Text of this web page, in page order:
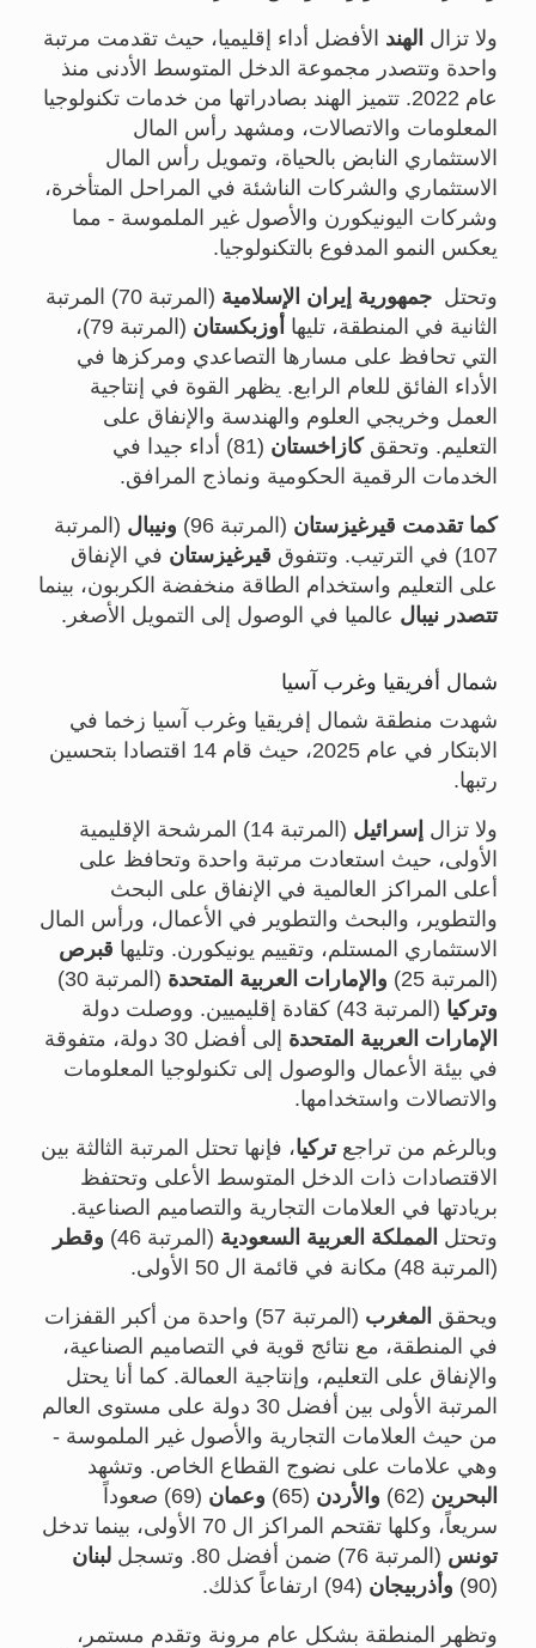
ولا تزال الهند الأفضل أداء إقليميا، حيث تقدمت مرتبة
واحدة وتتصدر مجموعة الدخل المتوسط الأدنى منذ
عام 2022. تتميز الهند بصادراتها من خدمات تكنولوجيا
المعلومات والاتصالات، ومشهد رأس المال
الاستثماري النابض بالحياة، وتمويل رأس المال
الاستثماري والشركات الناشئة في المراحل المتأخرة،
وشركات اليونيكورن والأصول غير الملموسة - مما
يعكس النمو المدفوع بالتكنولوجيا.
وتحتل جمهورية إيران الإسلامية
(المرتبة 70) المرتبة
الثانية في المنطقة، تليها أوزبكستان
(المرتبة 79)،
التي تحافظ على مسارها التصاعدي ومركزها في
الأداء الفائق للعام الرابع. يظهر القوة في إنتاجية
العمل وخريجي العلوم والهندسة والإنفاق على
التعليم. وتحققكازاخستان
(81) أداء جيدا في
الخدمات الرقمية الحكومية ونماذج المرافق.
كما تقدمت قيرغيزستان (المرتبة 96) ونيبال (المرتبة
107) في الترتيب. وتتفوق
قيرغيزستان في الإنفاق
على التعليم واستخدام الطاقة منخفضة الكربون، بينما
تتصدر نيبال عالميا في الوصول إلى التمويل الأصغر.
شمال أفريقيا وغرب آسيا
شهدت منطقة شمال إفريقيا وغرب آسيا زخما في
الابتكار في عام 2025، حيث قام 14 اقتصادا بتحسين
رتبها.
ولا تزال إسرائيل
(المرتبة 14) المرشحة الإقليمية
الأولى، حيث استعادت مرتبة واحدة وتحافظ على
أعلى المراكز العالمية في الإنفاق على البحث
والتطوير، والبحث والتطوير في الأعمال، ورأس المال
الاستثماري المستلم، وتقييم يونيكورن. وتليها قبرص
(المرتبة 25)
والإمارات العربية المتحدة (المرتبة 30)
وتركيا (المرتبة 43) كقادة إقليميين. ووصلت دولة
الإمارات العربية المتحدة
إلى أفضل 30 دولة، متفوقة
في بيئة الأعمال والوصول إلى تكنولوجيا المعلومات
والاتصالات واستخدامها.
وبالرغم من تراجعتركيا، فإنها تحتل المرتبة الثالثة بين
الاقتصادات ذات الدخل المتوسط الأعلى وتحتفظ
بريادتها في العلامات التجارية والتصاميم الصناعية.
وتحتل المملكة العربية السعودية (المرتبة 46)
وقطر
(المرتبة 48) مكانة في قائمة ال 50 الأولى.
ويحقق المغرب
(المرتبة 57) واحدة من أكبر القفزات
في المنطقة، مع نتائج قوية في التصاميم الصناعية،
والإنفاق على التعليم، وإنتاجية العمالة. كما أنا يحتل
المرتبة الأولى بين أفضل 30 دولة على مستوى العالم
من حيث العلامات التجارية والأصول غير الملموسة -
وهي علامات على نضوج القطاع الخاص. وتشهد
البحرين (62) والأردن (65) وعمان
(69) صعوداً
سريعاً، وكلها تقتحم المراكز ال 70 الأولى، بينما تدخل
تونس (المرتبة 76) ضمن أفضل 80. وتسجل
لبنان
(90)
وأذربيجان (94) ارتفاعاً كذلك.
وتظهر المنطقة بشكل عام مرونة وتقدم مستمر،